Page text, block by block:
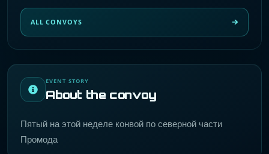
EVENT STORY
About the convoy
Пятый на этой неделе конвой по северной части
Промода
ALL CONVOYS